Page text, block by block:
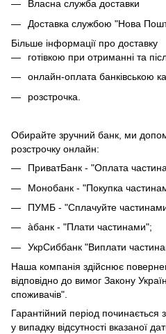
Власна служба доставки
Доставка службою "Нова
Більше інформації про доставку
готівкою при отриманні та
онлайн-оплата банківською
розстрочка.
Обирайте зручний банк, ми
розстрочку онлайн:
ПриватБанк - "Оплата
Монобанк - "Покупка
ПУМБ - "Сплачуйте
àбанк - "Плати частинами";
УкрСиббанк "Виплати
Наша компанія здійснює
відповідно до вимог Закону
споживачів".
Гарантійний період
у випадку відсутності вказаної